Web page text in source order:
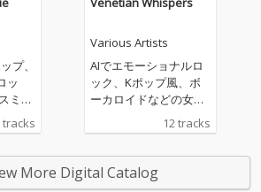
プ、
ッ
ミュ
信し
成し
とを
tracks
Various Artists
AIでエモーショナルロ
ック、Kポップ風、ボ
ーカロイドなどの女性
す。基本的に英語で、
きなので幅広く、あな
たの生活の中に溶け込
12 tracks
More Digital Catalog